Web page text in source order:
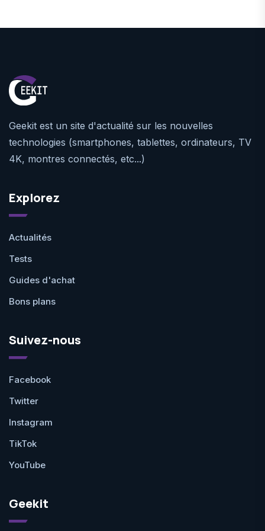
Geekit est un site d'actualité sur les nouvelles
technologies (smartphones, tablettes, ordinateurs, TV
4K, montres connectés, etc...)
Explorez
Actualités
Tests
Guides d'achat
Bons plans
Suivez-nous
Facebook
Twitter
Instagram
TikTok
YouTube
Geekit